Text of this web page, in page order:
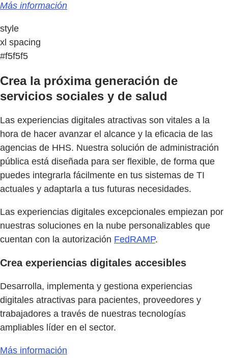
Más información
style
xl spacing
#f5f5f5
Crea la próxima generación de
servicios sociales y de salud
Las experiencias digitales atractivas son vitales a la
hora de hacer avanzar el alcance y la eficacia de las
agencias de HHS. Nuestra solución de administración
pública está diseñada para ser flexible, de forma que
puedes integrarla fácilmente en tus sistemas de TI
actuales y adaptarla a tus futuras necesidades.
Las experiencias digitales excepcionales empiezan por
nuestras soluciones en la nube personalizables que
cuentan con la autorización FedRAMP.
Crea experiencias digitales accesibles
Desarrolla, implementa y gestiona experiencias
digitales atractivas para pacientes, proveedores y
trabajadores a través de nuestras tecnologías
ampliables líder en el sector.
Más información